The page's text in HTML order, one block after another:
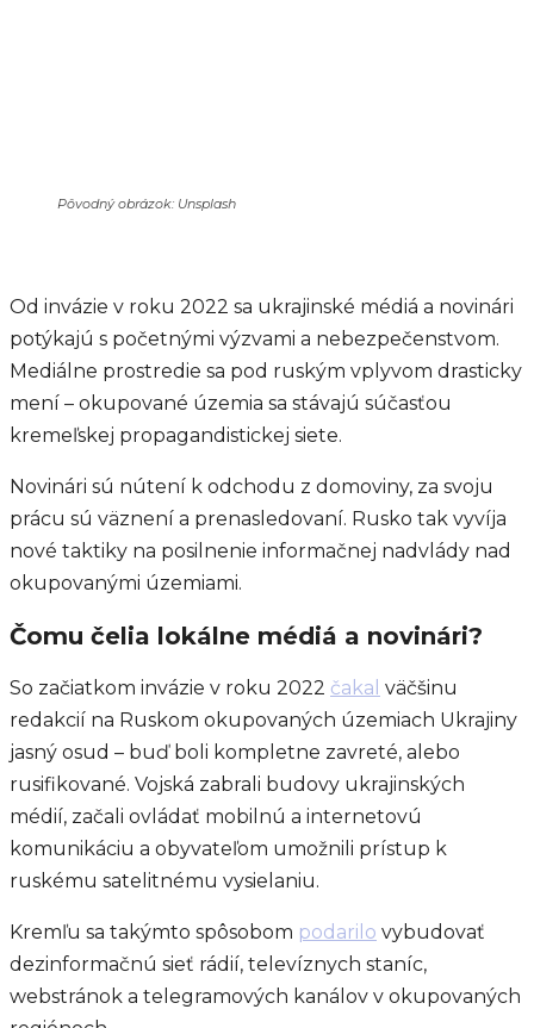
Pôvodný obrázok: Unsplash
Od invázie v roku 2022 sa ukrajinské médiá a novinári
potýkajú s početnými výzvami a nebezpečenstvom.
Mediálne prostredie sa pod ruským vplyvom drasticky
mení – okupované územia sa stávajú súčasťou
kremeľskej propagandistickej siete.
Novinári sú nútení k odchodu z domoviny, za svoju
prácu sú väznení a prenasledovaní. Rusko tak vyvíja
nové taktiky na posilnenie informačnej nadvlády nad
okupovanými územiami.
Čomu čelia lokálne médiá a novinári?
So začiatkom invázie v roku 2022 čakal väčšinu
redakcií na Ruskom okupovaných územiach Ukrajiny
jasný osud – buď boli kompletne zavreté, alebo
rusifikované. Vojská zabrali budovy ukrajinských
médií, začali ovládať mobilnú a internetovú
komunikáciu a obyvateľom umožnili prístup k
ruskému satelitnému vysielaniu.
Kremľu sa takýmto spôsobom podarilo vybudovať
dezinformačnú sieť rádií, televíznych staníc,
webstránok a telegramových kanálov v okupovaných